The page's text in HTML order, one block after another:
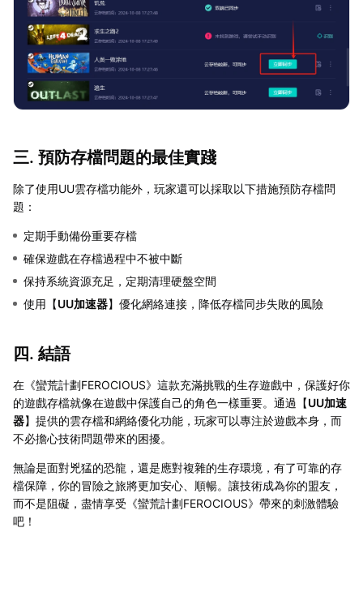
三. 預防存檔問題的最佳實踐
除了使用UU雲存檔功能外，玩家還可以採取以下措施預防存檔問
題：
定期手動備份重要存檔
確保遊戲在存檔過程中不被中斷
保持系統資源充足，定期清理硬盤空間
使用【UU加速器】優化網絡連接，降低存檔同步失敗的風險
四. 結語
在《蠻荒計劃FEROCIOUS》這款充滿挑戰的生存遊戲中，保護好你
的遊戲存檔就像在遊戲中保護自己的角色一樣重要。通過【UU加速
器】提供的雲存檔和網絡優化功能，玩家可以專注於遊戲本身，而
不必擔心技術問題帶來的困擾。
無論是面對兇猛的恐龍，還是應對複雜的生存環境，有了可靠的存
檔保障，你的冒險之旅將更加安心、順暢。讓技術成為你的盟友，
而不是阻礙，盡情享受《蠻荒計劃FEROCIOUS》帶來的刺激體驗
吧！